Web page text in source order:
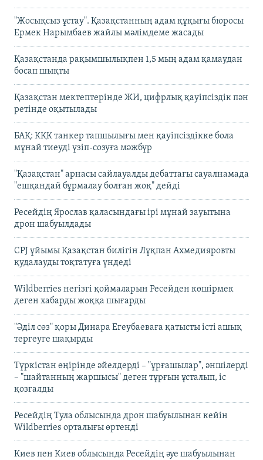
"Жосықсыз ұстау". Қазақстанның адам құқығы бюросы
Ермек Нарымбаев жайлы мәлімдеме жасады
Қазақстанда рақымшылықпен 1,5 мың адам қамаудан
босап шықты
Қазақстан мектептерінде ЖИ, цифрлық қауіпсіздік пән
ретінде оқытылады
БАҚ: КҚК танкер тапшылығы мен қауіпсіздікке бола
мұнай тиеуді үзіп-созуға мәжбүр
"Қазақстан" арнасы сайлауалды дебаттағы сауалнамада
"ешқандай бұрмалау болған жоқ" дейді
Ресейдің Ярослав қаласындағы ірі мұнай зауытына
дрон шабуылдады
CPJ ұйымы Қазақстан билігін Лұқпан Ахмедияровты
қудалауды тоқтатуға үндеді
Wildberries негізгі қоймаларын Ресейден көшірмек
деген хабарды жоққа шығарды
"Әділ сөз" қоры Динара Егеубаеваға қатысты істі ашық
тергеуге шақырды
Түркістан өңірінде әйелдерді – "ұрғашылар", әншілерді
– "шайтанның жаршысы" деген тұрғын ұсталып, іс
қозғалды
Ресейдің Тула облысында дрон шабуылынан кейін
Wildberries орталығы өртенді
Киев пен Киев облысында Ресейдің әуе шабуылынан